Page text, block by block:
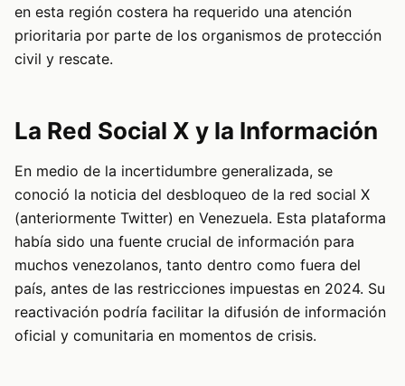
en esta región costera ha requerido una atención
prioritaria por parte de los organismos de protección
civil y rescate.
La Red Social X y la Información
En medio de la incertidumbre generalizada, se
conoció la noticia del desbloqueo de la red social X
(anteriormente Twitter) en Venezuela. Esta plataforma
había sido una fuente crucial de información para
muchos venezolanos, tanto dentro como fuera del
país, antes de las restricciones impuestas en 2024. Su
reactivación podría facilitar la difusión de información
oficial y comunitaria en momentos de crisis.